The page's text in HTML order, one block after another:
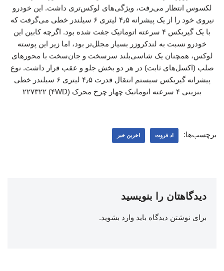
لکسوس انتظار می‌رفت، ویژگی‌های لوکس‌تری داشت. این خودرو
نیروی خود را از یک پیشرانه ۴٫۵ لیتری ۶ سیلندر خطی می‌گرفت که
با یک گیربکس ۴ سرعته اتوماتیک جفت شده بود. اگرچه کابین این
خودرو نسبت به لندکروزر بسیار مجلل‌تر بود، اما زیر این پوسته
لوکس، همچنان یک شاسی‌بلند سرسخت و جان‌سخت با محورهای
صلب (اکسل‌های ثابت) در هر دو بخش جلو و عقب قرار داشت. نوع
پیشرانه گیربکس سیستم انتقال قدرت ۴٫۵ لیتری ۶ سیلندر خطی
بنزینی ۴ سرعته اتوماتیک چهار چرخ محرک (۴WD) ۲۲۷۳۲۲
برچسب‌ها: اد فروت اخرین خبر
دیدگاهتان را بنویسید
برای نوشتن دیدگاه باید وارد بشوید.